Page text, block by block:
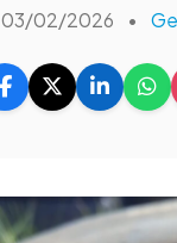
03/02/2026 •